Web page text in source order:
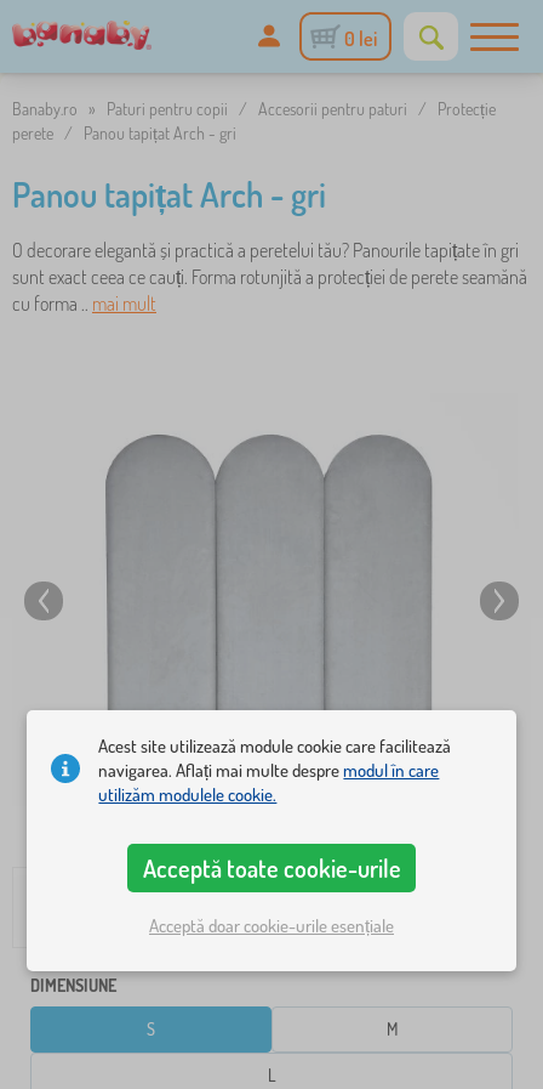
0 lei
Banaby.ro » Paturi pentru copii / Accesorii pentru paturi /
Protecție
perete / Panou tapițat Arch - gri
Panou tapițat Arch - gri
O decorare elegantă și practică a peretelui tău? Panourile tapițate în gri
sunt exact ceea ce cauți. Forma rotunjită a protecției de perete seamănă
cu forma .. mai mult
DIMENSIUNE
S M
L
Acest site utilizează module cookie care facilitează
navigarea. Aflați mai multe despremodul în care
utilizăm modulele cookie.
Acceptă toate cookie-urile
Acceptă doar cookie-urile esențiale